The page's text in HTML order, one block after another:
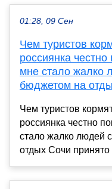
01:28, 09 Сен
Чем туристов
россиянка
мне стало жалко
бюджетом на
Чем туристов
россиянка честно
стало жалко людей
отдых Сочи принято